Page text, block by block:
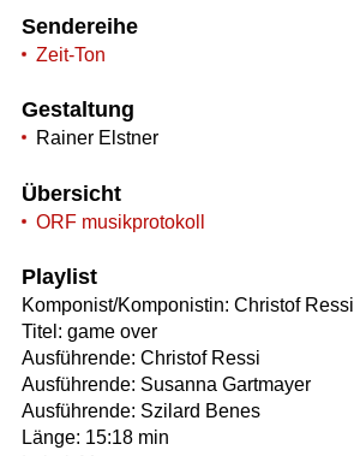
Sendereihe
Zeit-Ton
Gestaltung
Rainer Elstner
Übersicht
ORF musikprotokoll
Playlist
Komponist/Komponistin: Christof Ressi
Titel: game over
Ausführende: Christof Ressi
Ausführende: Susanna Gartmayer
Ausführende: Szilard Benes
Länge: 15:18 min